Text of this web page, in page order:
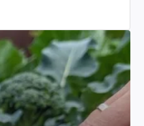
жизнь вашей